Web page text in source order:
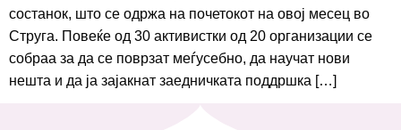
состанок, што се одржа на почетокот на овој месец во
Струга. Повеќе од 30 активистки од 20 организации се
собраа за да се поврзат меѓусебно, да научат нови
нешта и да ја зајакнат заедничката поддршка […]